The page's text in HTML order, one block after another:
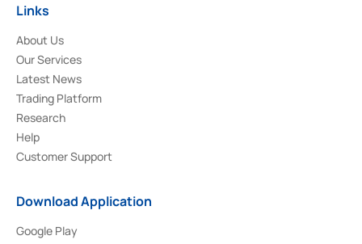
Links
About Us
Our Services
Latest News
Trading Platform
Research
Help
Customer Support
Download Application
Google Play